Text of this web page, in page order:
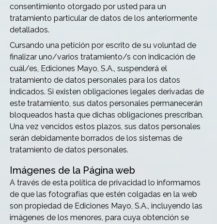
consentimiento otorgado por usted para un
tratamiento particular de datos de los anteriormente
detallados.
Cursando una petición por escrito de su voluntad de
finalizar uno/varios tratamiento/s con indicación de
cuál/es, Ediciones Mayo, S.A., suspenderá el
tratamiento de datos personales para los datos
indicados. Si existen obligaciones legales derivadas de
este tratamiento, sus datos personales permanecerán
bloqueados hasta que dichas obligaciones prescriban.
Una vez vencidos estos plazos, sus datos personales
serán debidamente borrados de los sistemas de
tratamiento de datos personales.
Imágenes de la Página web
A través de esta política de privacidad lo informamos
de que las fotografías que estén colgadas en la web
son propiedad de Ediciones Mayo, S.A., incluyendo las
imágenes de los menores, para cuya obtención se